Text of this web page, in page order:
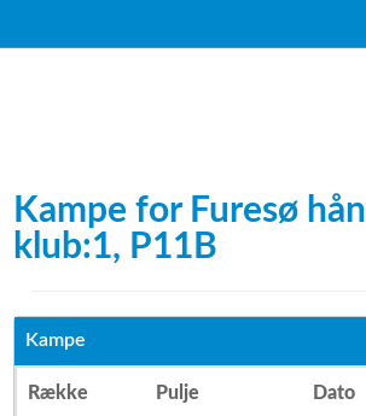
Kampe for Furesø
klub:1, P11B
Kampe
Række Pulje Dato